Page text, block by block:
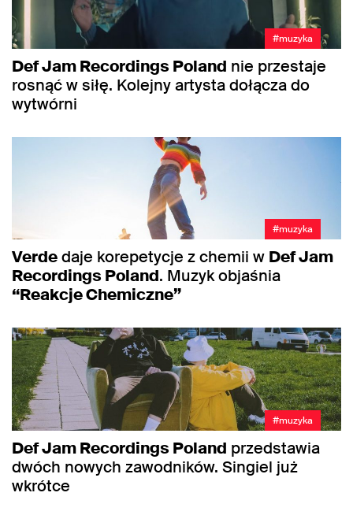
#muzyka
Def Jam Recordings Poland nie przestaje
rosnąć w siłę. Kolejny artysta dołącza do
wytwórni
#muzyka
Verdedaje korepetycje z chemii w Def Jam
Recordings Poland. Muzyk objaśnia
“Reakcje Chemiczne”
#muzyka
Def Jam Recordings Poland przedstawia
dwóch nowych zawodników. Singiel już
wkrótce